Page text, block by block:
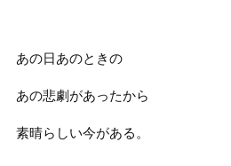
あの日あのときの
あの悲劇があったから
素晴らしい今がある。